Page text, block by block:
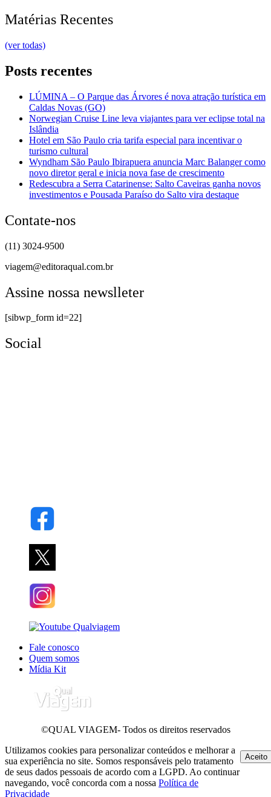
Matérias Recentes
(ver todas)
Posts recentes
LÚMINA – O Parque das Árvores é nova atração turística em
Caldas Novas (GO)
Norwegian Cruise Line leva viajantes para ver eclipse total na
Islândia
Hotel em São Paulo cria tarifa especial para incentivar o
turismo cultural
Wyndham São Paulo Ibirapuera anuncia Marc Balanger como
novo diretor geral e inicia nova fase de crescimento
Redescubra a Serra Catarinense: Salto Caveiras ganha novos
investimentos e Pousada Paraíso do Salto vira destaque
Contate-nos
(11) 3024-9500
viagem@editoraqual.com.br
Assine nossa newslleter
[sibwp_form id=22]
Social
Fale conosco
Quem somos
Mídia Kit
©QUAL VIAGEM- Todos os direitos reservados
Utilizamos cookies para personalizar conteúdos e melhorar a
sua experiência no site. Somos responsáveis pelo tratamento
de seus dados pessoais de acordo com a LGPD. Ao continuar
navegando, você concorda com a nossa Política de
Privacidade
Aceito